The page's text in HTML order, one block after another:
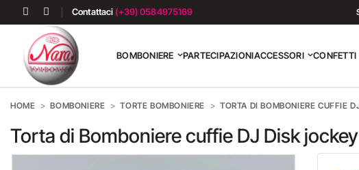
Contattaci (+39) 0584975169
BOMBONIERE PARTECIPAZIONIACCESSORI CONFETTI
HOME BOMBONIERE TORTE BOMBONIERE TORTA DI BOMBONIERE CUFFIE
Torta di Bomboniere cuffie DJ Disk jockey